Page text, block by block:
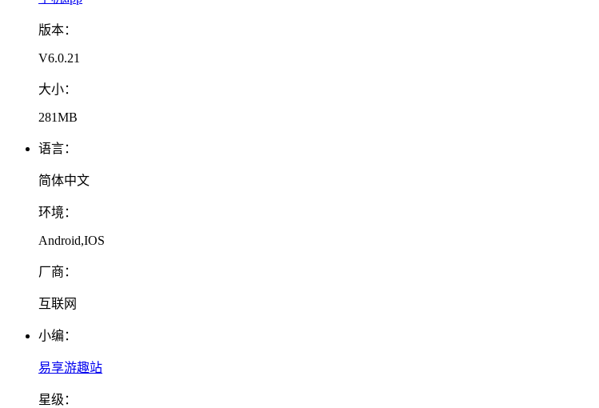
版本：
V6.0.21
大小：
281MB
语言：
简体中文
环境：
Android,IOS
厂商：
互联网
小编：
易享游趣站
星级：